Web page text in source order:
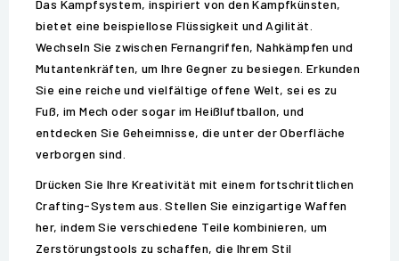
Das Kampfsystem, inspiriert von den Kampfkünsten,
bietet eine beispiellose Flüssigkeit und Agilität.
Wechseln Sie zwischen Fernangriffen, Nahkämpfen und
Mutantenkräften, um Ihre Gegner zu besiegen. Erkunden
Sie eine reiche und vielfältige offene Welt, sei es zu
Fuß, im Mech oder sogar im Heißluftballon, und
entdecken Sie Geheimnisse, die unter der Oberfläche
verborgen sind.
Drücken Sie Ihre Kreativität mit einem fortschrittlichen
Crafting-System aus. Stellen Sie einzigartige Waffen
her, indem Sie verschiedene Teile kombinieren, um
Zerstörungstools zu schaffen, die Ihrem Stil